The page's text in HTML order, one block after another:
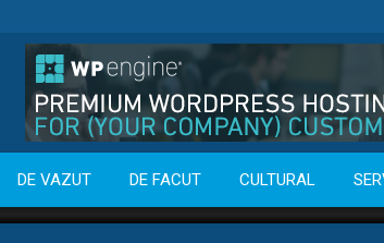
DE VAZUT DE FACUT CULTURAL